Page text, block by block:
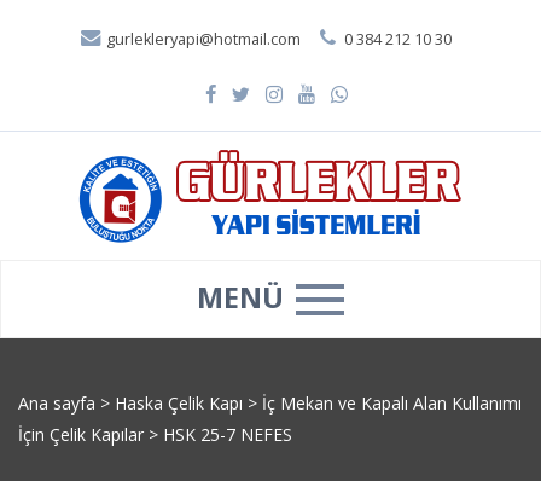
gurlekleryapi@hotmail.com 0 384 212 10 30
MENÜ
Ana sayfa > Haska Çelik Kapı > İç Mekan ve Kapalı Alan Kullanımı
İçin Çelik Kapılar > HSK 25-7 NEFES